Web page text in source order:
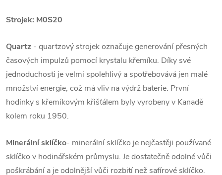
Strojek: M0S20
Quartz - quartzový strojek označuje generování přesných
časových impulzů pomocí krystalu křemíku. Díky své
jednoduchosti je velmi spolehlivý a spotřebovává jen malé
množství energie, což má vliv na výdrž baterie. První
hodinky s křemíkovým křišťálem byly vyrobeny v Kanadě
kolem roku 1950.
Minerální sklíčko- minerální sklíčko je nejčastěji používané
sklíčko v hodinářském průmyslu. Je dostatečně odolné vůči
poškrábání a je odolnější vůči rozbití než safírové sklíčko.